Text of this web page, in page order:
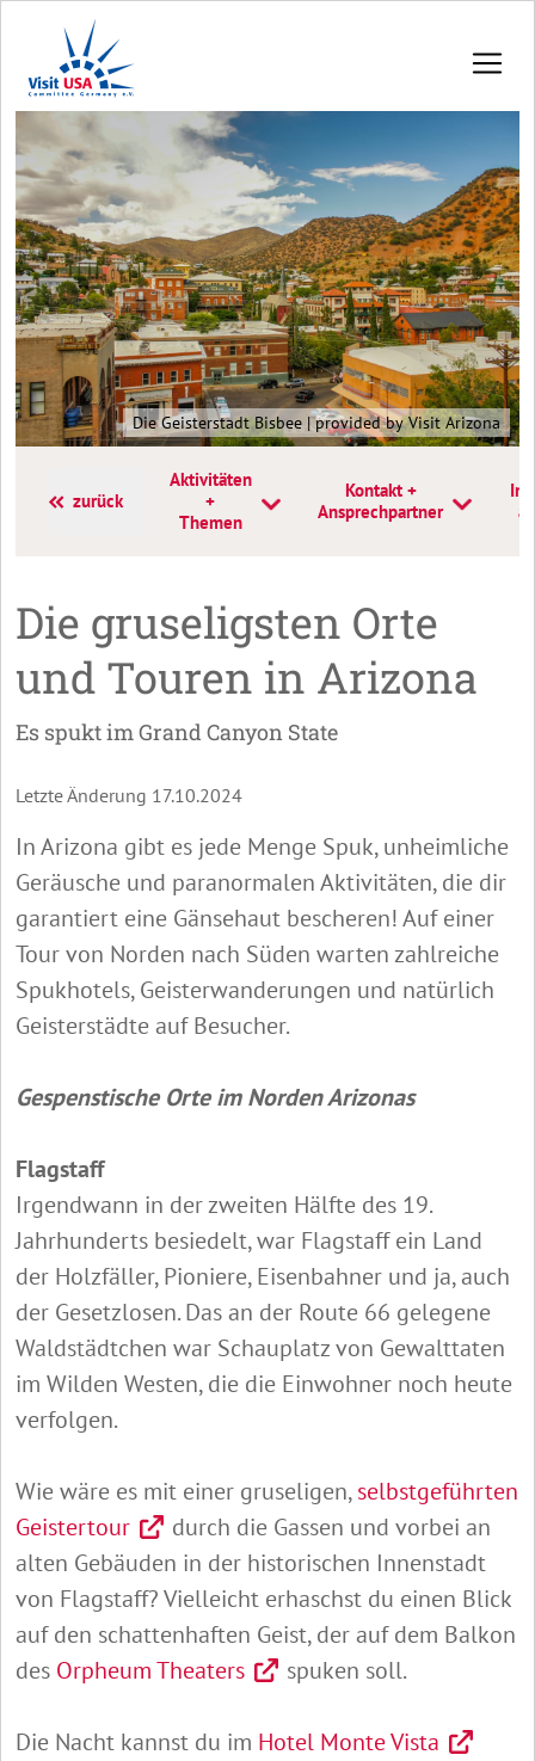
Die Geisterstadt Bisbee | provided by Visit Arizona
zurück
Aktivitäten
+
Themen
Kontakt +
Ansprechpartner
Die gruseligsten Orte
und Touren in Arizona
Es spukt im Grand Canyon State
Letzte Änderung 17.10.2024
In Arizona gibt es jede Menge Spuk, unheimliche
Geräusche und paranormalen Aktivitäten, die dir
garantiert eine Gänsehaut bescheren! Auf einer
Tour von Norden nach Süden warten zahlreiche
Spukhotels, Geisterwanderungen und natürlich
Geisterstädte auf Besucher.
Gespenstische Orte im Norden Arizonas
Flagstaff
Irgendwann in der zweiten Hälfte des 19.
Jahrhunderts besiedelt, war Flagstaff ein Land
der Holzfäller, Pioniere, Eisenbahner und ja, auch
der Gesetzlosen. Das an der Route 66 gelegene
Waldstädtchen war Schauplatz von Gewalttaten
im Wilden Westen, die die Einwohner noch heute
verfolgen.
Wie wäre es mit einer gruseligen,selbstgeführten
Geistertour
durch die Gassen und vorbei an
alten Gebäuden in der historischen Innenstadt
von Flagstaff? Vielleicht erhaschst du einen Blick
auf den schattenhaften Geist, der auf dem Balkon
des Orpheum Theaters spuken soll.
Die Nacht kannst du im Hotel Monte Vista